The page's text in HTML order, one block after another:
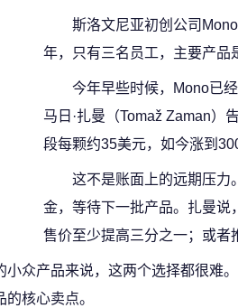
斯洛文尼亚初创公司
年，只有三名员工，主要产品
今年早些时候，Mono已
马日·扎曼（Tomaž Zaman）
段每颗约35美元，如今涨到
这不是账面上的远期压力
金，等待下一批产品。扎曼说
售价至少提高三分之一；或者
众产品来说，这两个选择都很难
核心卖点。